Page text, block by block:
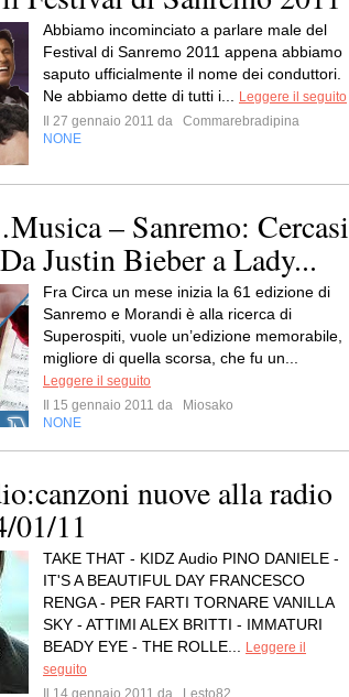
Abbiamo incominciato a parlare male del
Festival di Sanremo 2011 appena abbiamo
saputo ufficialmente il nome dei conduttori.
Ne abbiamo dette di tutti i...
Leggere il seguito
Il 27 gennaio 2011 da
Commarebradipina
NONE
– Sanremo: Cercasi
Justin Bieber a Lady...
Fra Circa un mese inizia la 61 edizione di
Sanremo e Morandi è alla ricerca di
Superospiti, vuole un’edizione memorabile,
migliore di quella scorsa, che fu un...
Leggere il seguito
Il 15 gennaio 2011 da
Miosako
NONE
nuove alla radio
01/11
TAKE THAT - KIDZ Audio PINO DANIELE -
IT'S A BEAUTIFUL DAY FRANCESCO
RENGA - PER FARTI TORNARE VANILLA
SKY - ATTIMI ALEX BRITTI - IMMATURI
BEADY EYE - THE ROLLE...
Leggere il
seguito
Il 14 gennaio 2011 da
Lesto82